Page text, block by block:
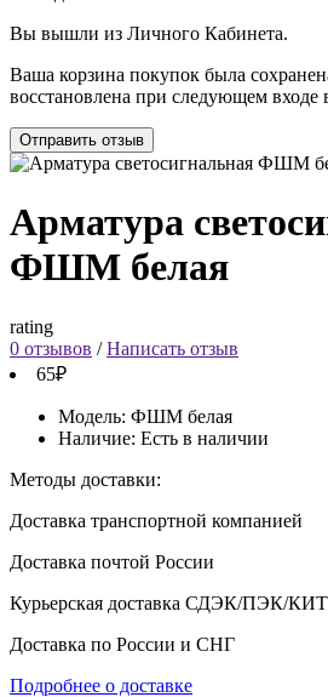
Вы вышли из Личного Кабинета.
Ваша корзина покупок была
восстановлена при следующем
Отправить отзыв
Арматура
ФШМ белая
rating
0 отзывов /Написать отзыв
65₽
Модель: ФШМ белая
Наличие: Есть в наличии
Методы доставки:
Доставка транспортной компанией
Доставка почтой России
Курьерская доставка СДЭК/ПЭК/КИТ
Доставка по России и СНГ
Подробнее о доставке